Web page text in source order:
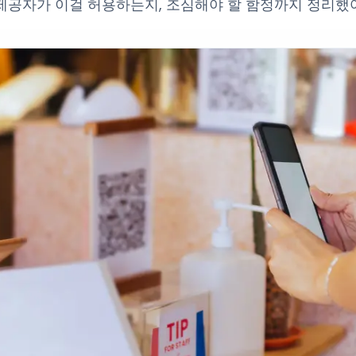
공자가 이걸 허용하는지, 조심해야 할 함정까지 정리했